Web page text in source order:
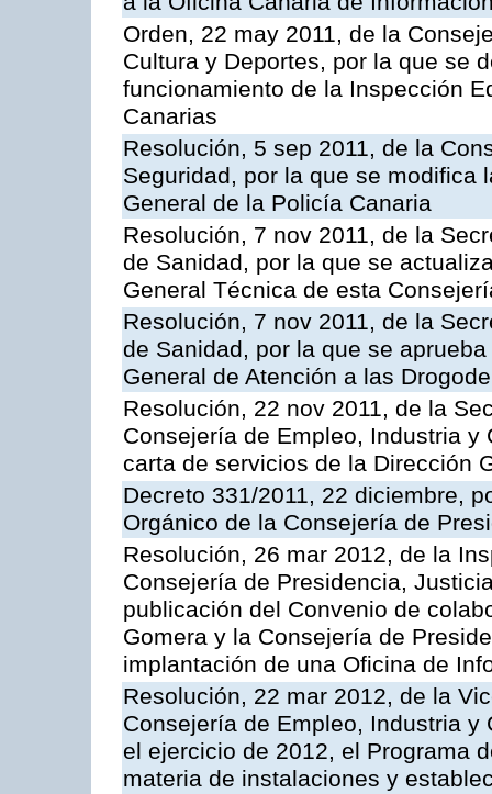
Orden, 22 may 2011, de la
Cultura y Deportes, por la que se
funcionamiento de la Inspección
Canarias
Resolución, 5 sep 2011, de la
Seguridad, por la que se modifica
General de la Policía Canaria
Resolución, 7 nov 2011, de la
de Sanidad, por la que se
General Técnica de esta
Resolución, 7 nov 2011, de la
de Sanidad, por la que se
General de Atención a las
Resolución, 22 nov 2011, de la
Consejería de Empleo, Industria
carta de servicios de la Dirección
Decreto 331/2011, 22 diciembre,
Orgánico de la Consejería de
Resolución, 26 mar 2012, de la
Consejería de Presidencia,
publicación del Convenio de
Gomera y la Consejería de
implantación de una Oficina de
Resolución, 22 mar 2012, de la
Consejería de Empleo, Industria
el ejercicio de 2012, el Programa
materia de instalaciones y